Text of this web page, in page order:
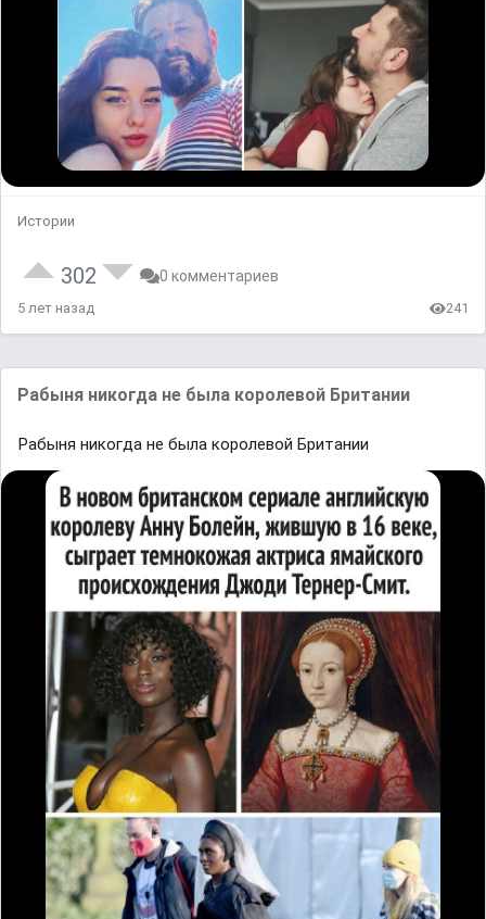
Истории
302 0 комментариев
5 лет назад 241
Рабыня никогда не была королевой Британии
Рабыня никогда не была королевой Британии